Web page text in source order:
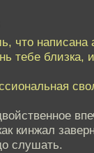
что написана
тебе близка,
кинжал
слушать.